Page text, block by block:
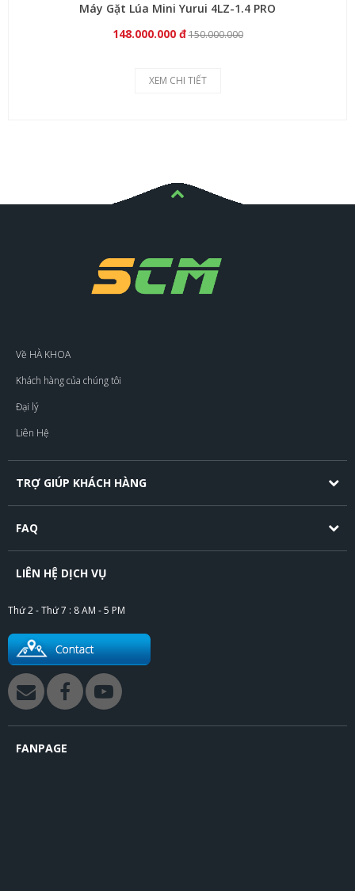
Máy Gặt Lúa Mini Yurui 4LZ-1.4 PRO
148.000.000 đ150.000.000
XEM CHI TIẾT
Về HÀ KHOA
Khách hàng của chúng tôi
Đại lý
Liên Hệ
TRỢ GIÚP KHÁCH HÀNG
FAQ
LIÊN HỆ DỊCH VỤ
Thứ 2 - Thứ 7 : 8 AM - 5 PM
FANPAGE